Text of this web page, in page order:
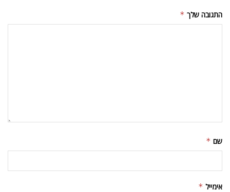
התגובה שלך *
שם *
אימייל *